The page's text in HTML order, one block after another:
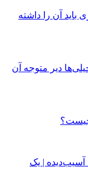
آن را داشته
دیر متوجه آن
| یک